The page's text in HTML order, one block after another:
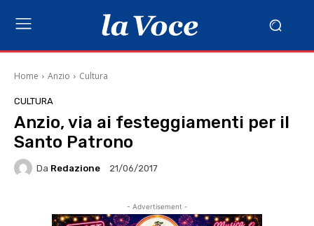
Home Anzio Cultura
CULTURA
Anzio, via ai festeggiamenti per il
Santo Patrono
Da Redazione 21/06/2017
- Advertisement -